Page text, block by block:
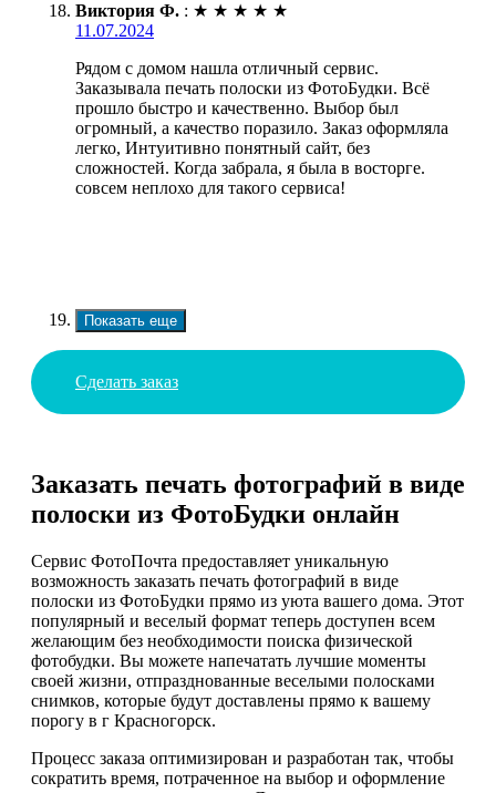
Виктория Ф. : ★ ★ ★ ★ ★
11.07.2024
Рядом с домом нашла отличный сервис.
Заказывала печать полоски из ФотоБудки. Всё
прошло быстро и качественно. Выбор был
огромный, а качество поразило. Заказ оформляла
легко, Интуитивно понятный сайт, без
сложностей. Когда забрала, я была в восторге.
совсем неплохо для такого сервиса!
Показать еще
Сделать заказ
Заказать печать фотографий в виде
полоски из ФотоБудки онлайн
Сервис ФотоПочта предоставляет уникальную
возможность заказать печать фотографий в виде
полоски из ФотоБудки прямо из уюта вашего дома. Этот
популярный и веселый формат теперь доступен всем
желающим без необходимости поиска физической
фотобудки. Вы можете напечатать лучшие моменты
своей жизни, отпразднованные веселыми полосками
снимков, которые будут доставлены прямо к вашему
порогу в г Красногорск.
Процесс заказа оптимизирован и разработан так, чтобы
сократить время, потраченное на выбор и оформление